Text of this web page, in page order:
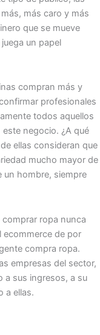
más caro y más
que se mueve
un papel
compran más y
profesionales
todos aquellos
negocio. ¿A qué
ellas consideran que
mucho mayor de
un hombre, siempre
ropa nunca
ecommerce de por
compra ropa.
empresas del sector,
a sus ingresos, a su
a ellas.